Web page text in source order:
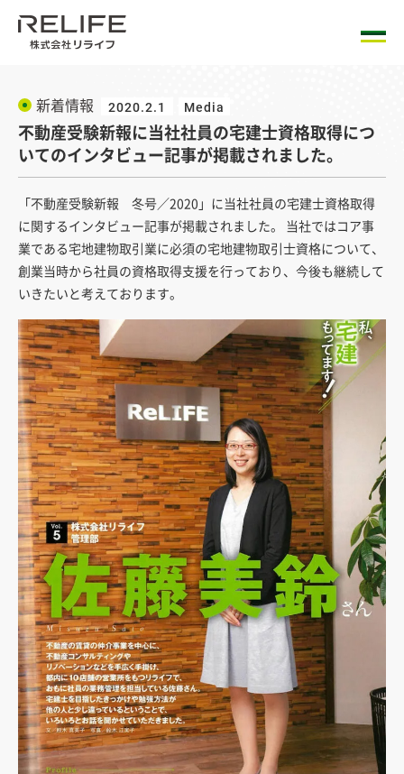
新着情報 2020.2.1 Media
不動産受験新報に当社社員の宅建士資格取得につ
いてのインタビュー記事が掲載されました。
「不動産受験新報 冬号／2020」に当社社員の宅建士資格取得
に関するインタビュー記事が掲載されました。 当社ではコア事
業である宅地建物取引業に必須の宅地建物取引士資格について、
創業当時から社員の資格取得支援を行っており、今後も継続して
いきたいと考えております。